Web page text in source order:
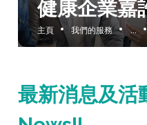
健康企業嘉
主頁 我們的服務 ...
最新消息及